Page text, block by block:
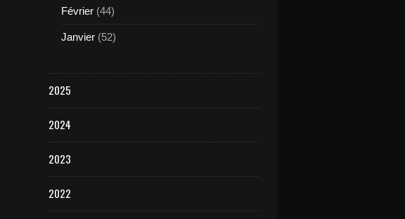
Février (44)
Janvier (52)
2025
2024
2023
2022